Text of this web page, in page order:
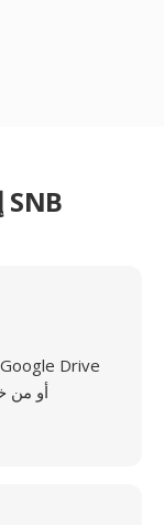
كيفية تحويل MTV إلى SNB